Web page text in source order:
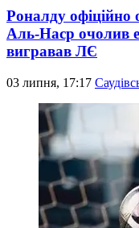
Роналду офіційно
Аль-Наср очолив
вигравав ЛЄ
03 липня, 17:17